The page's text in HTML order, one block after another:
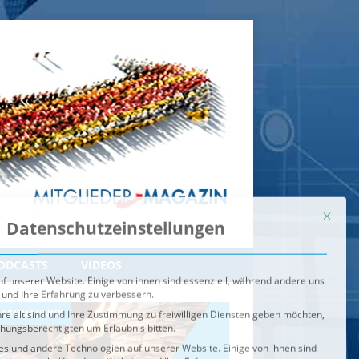
VIDEOS
IM BRENNPUNKT
unserer Website. Einige von ihnen sind essenziell, während andere uns
Ihre Erfahrung zu verbessern.
alt sind und Ihre Zustimmung zu freiwilligen Diensten geben möchten,
um Erlaubnis bitten.
und andere Technologien auf unserer Website. Einige von ihnen sind
uns helfen, diese Website und Ihre Erfahrung zu verbessern.
können verarbeitet werden (z. B. IP-Adressen), z. B. für
und Inhalte oder Anzeigen- und Inhaltsmessung.
Verwendung Ihrer Daten finden Sie in unserer
jederzeit unterEinstellungenwiderrufen oder anpassen.
Service-Gruppen, für die eine Einwilligung erteilt werden
Speichern
Alle akzeptieren